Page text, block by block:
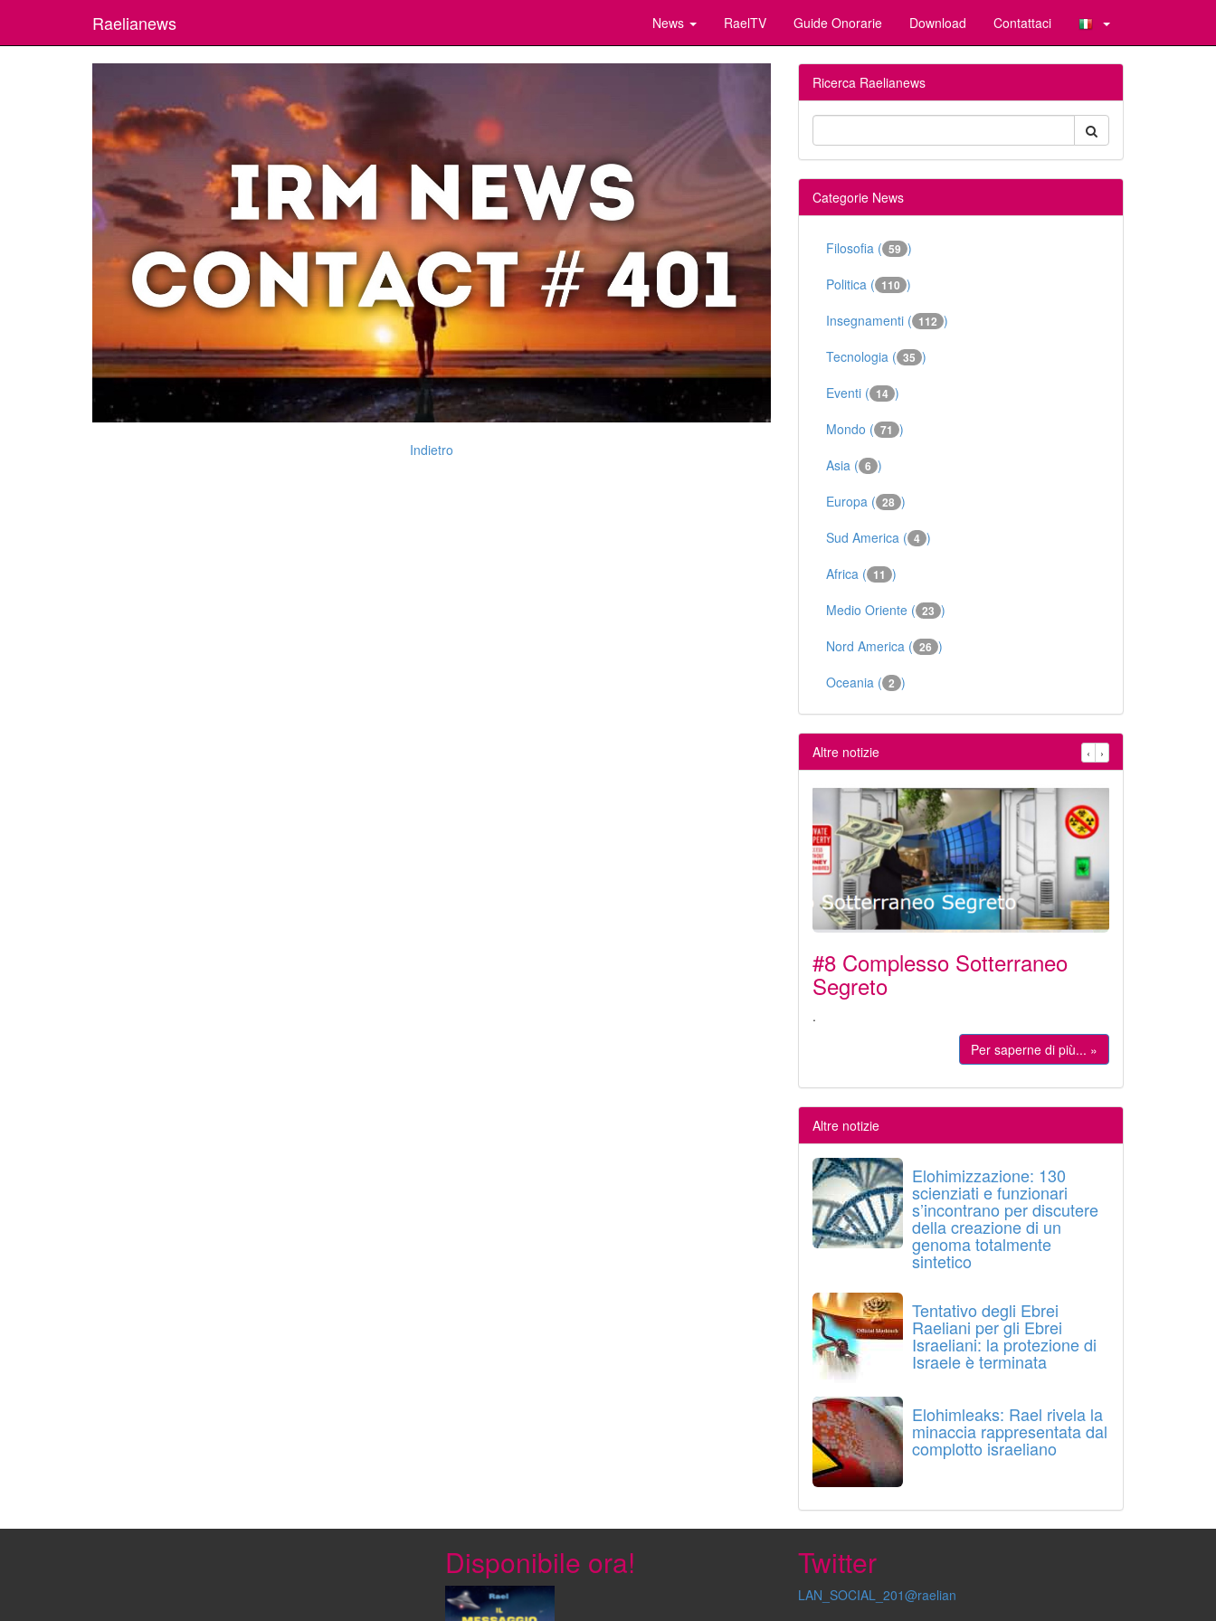
Raelianews News RaelTV Guide Onorarie Download Contattaci
Indietro
Ricerca Raelianews
Categorie News
Filosofia ( 59 )
Politica ( 110 )
Insegnamenti ( 112 )
Tecnologia ( 35 )
Eventi ( 14 )
Mondo ( 71 )
Asia ( 6 )
Europa ( 28 )
Sud America ( 4 )
Africa ( 11 )
Medio Oriente ( 23 )
Nord America ( 26 )
Oceania ( 2 )
Altre notizie ‹ ›
#8 Complesso Sotterraneo
Segreto
.
Per saperne di più... »
Altre notizie
Elohimizzazione: 130
scienziati e funzionari
s’incontrano per discutere
della creazione di un
genoma totalmente
sintetico
Tentativo degli Ebrei
Raeliani per gli Ebrei
Israeliani: la protezione di
Israele è terminata
Elohimleaks: Rael rivela la
minaccia rappresentata dal
complotto israeliano
Disponibile ora! Twitter
LAN_SOCIAL_201@raelian